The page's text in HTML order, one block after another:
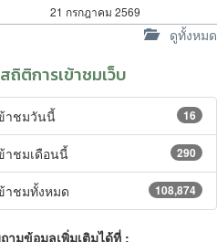
21 กรกฎาคม 2569
ดูทั้งหมด
สถิติการเข้าชมเว็บ
16
าชมวันนี้
290
าชมเดือนนี้
108,874
าชมทั้งหมด
ามข้อมูลเพิ่มเติมได้ที่ :